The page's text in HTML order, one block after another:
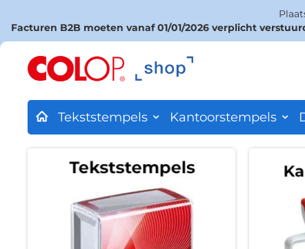
Facturen B2B moeten vanaf 01/01/2026 verplicht
Ga
Tekststempels Kantoorstempels